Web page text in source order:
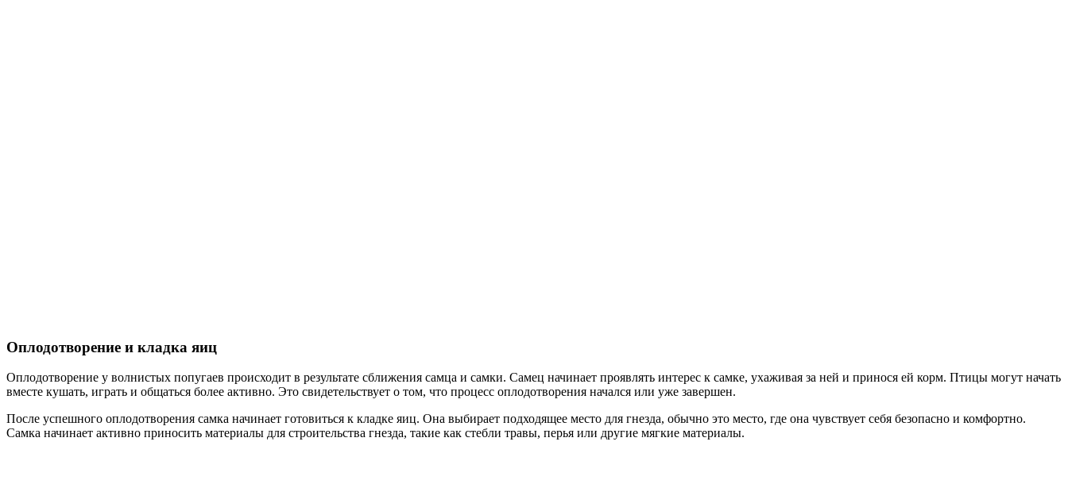
Оплодотворение и кладка яиц
Оплодотворение у волнистых попугаев происходит в результате сближения самца и самки. Самец начинает проявлять интерес к самке, ухаживая за ней и принося ей корм. Птицы могут начать
вместе кушать, играть и общаться более активно. Это свидетельствует о том, что процесс оплодотворения начался или уже завершен.
После успешного оплодотворения самка начинает готовиться к кладке яиц. Она выбирает подходящее место для гнезда, обычно это место, где она чувствует себя безопасно и комфортно.
Самка начинает активно приносить материалы для строительства гнезда, такие как стебли травы, перья или другие мягкие материалы.